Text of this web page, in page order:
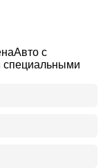
с
специальными